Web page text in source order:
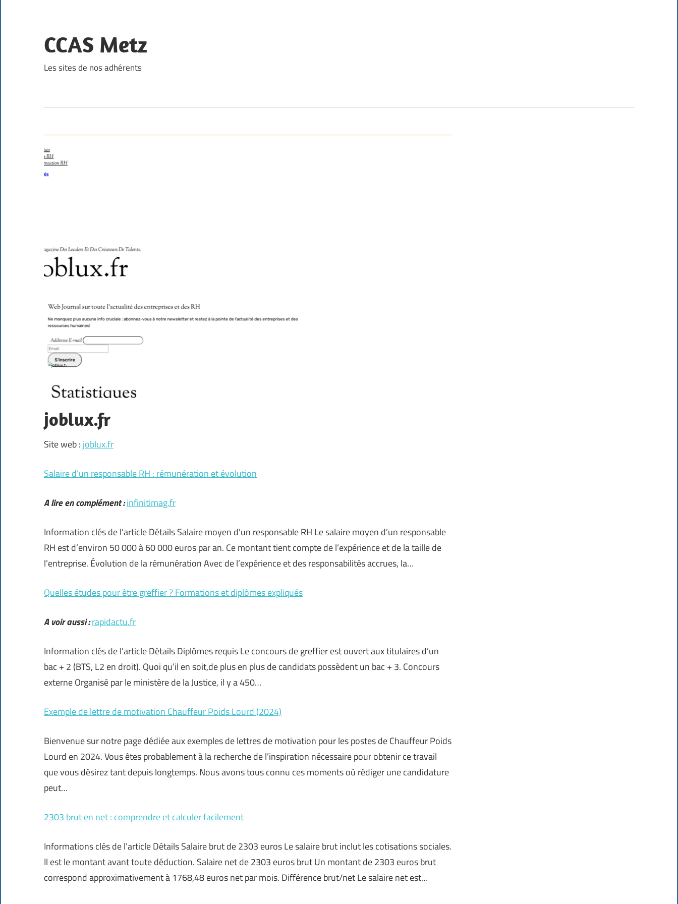
content
CCAS Metz
Les sites de nos adhérents
joblux.fr
Site web : joblux.fr
Salaire d’un responsable RH : rémunération et évolution
A lire en complément :infinitimag.fr
Information clés de l’article Détails Salaire moyen d’un responsable RH Le salaire moyen d’un responsable
RH est d’environ 50 000 à 60 000 euros par an. Ce montant tient compte de l’expérience et de la taille de
l’entreprise. Évolution de la rémunération Avec de l’expérience et des responsabilités accrues, la…
Quelles études pour être greffier ? Formations et diplômes expliqués
A voir aussi :rapidactu.fr
Information clés de l’article Détails Diplômes requis Le concours de greffier est ouvert aux titulaires d’un
bac + 2 (BTS, L2 en droit). Quoi qu’il en soit,de plus en plus de candidats possèdent un bac + 3. Concours
externe Organisé par le ministère de la Justice, il y a 450…
Exemple de lettre de motivation Chauffeur Poids Lourd (2024)
Bienvenue sur notre page dédiée aux exemples de lettres de motivation pour les postes de Chauffeur Poids
Lourd en 2024. Vous êtes probablement à la recherche de l’inspiration nécessaire pour obtenir ce travail
que vous désirez tant depuis longtemps. Nous avons tous connu ces moments où rédiger une candidature
peut…
2303 brut en net : comprendre et calculer facilement
Informations clés de l’article Détails Salaire brut de 2303 euros Le salaire brut inclut les cotisations sociales.
Il est le montant avant toute déduction. Salaire net de 2303 euros brut Un montant de 2303 euros brut
correspond approximativement à 1768,48 euros net par mois. Différence brut/net Le salaire net est…